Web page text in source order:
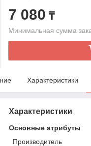
7 080 ₸
Минимальная сумма
Характеристики
Характеристики
Основные атрибуты
Производитель